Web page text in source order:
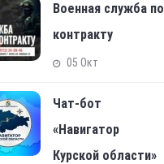
Военная служба по
контракту
05 Окт
Чат-бот
«Навигатор
Курской области»